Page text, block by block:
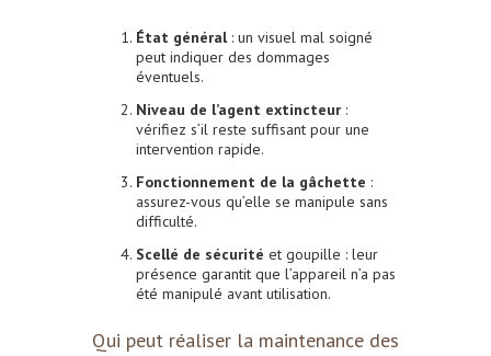
État général: un visuel mal soigné
peut indiquer des dommages
éventuels.
Niveau de l’agent extincteur :
vérifiez s’il reste suffisant pour une
intervention rapide.
Fonctionnement de la gâchette :
assurez-vous qu’elle se manipule sans
difficulté.
Scellé de sécurité et goupille : leur
présence garantit que l’appareil n’a pas
été manipulé avant utilisation.
Qui peut réaliser la maintenance des